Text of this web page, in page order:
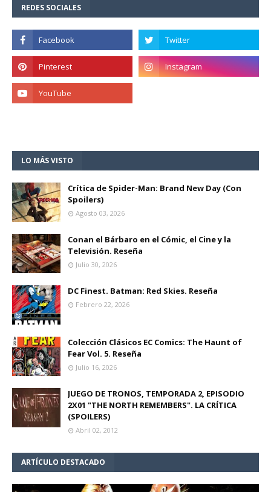
REDES SOCIALES
LO MÁS VISTO
Crítica de Spider-Man: Brand New Day (Con
Spoilers)
Agosto 03, 2026
Conan el Bárbaro en el Cómic, el Cine y la
Televisión. Reseña
Julio 30, 2026
DC Finest. Batman: Red Skies. Reseña
Febrero 22, 2026
Colección Clásicos EC Comics: The Haunt of
Fear Vol. 5. Reseña
Julio 16, 2026
JUEGO DE TRONOS, TEMPORADA 2, EPISODIO
2X01 "THE NORTH REMEMBERS". LA CRÍTICA
(SPOILERS)
Abril 02, 2012
ARTÍCULO DESTACADO